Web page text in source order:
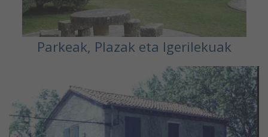
Parkeak, Plazak eta Igerilekuak